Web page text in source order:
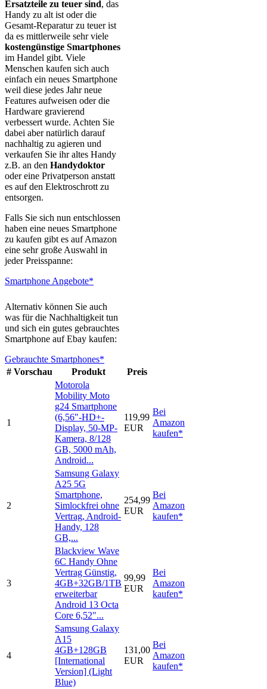
Ersatzteile zu teuer sind, das
Handy zu alt ist oder die
Gesamt-Reparatur zu teuer ist
da es mittlerweile sehr viele
kostengünstige Smartphones
im Handel gibt. Viele
Menschen kaufen sich auch
einfach ein neues Smartphone
weil diese jedes Jahr neue
Features aufweisen oder die
Hardware gravierend
verbessert wurde. Achten Sie
dabei aber natürlich darauf
nachhaltig zu agieren und
verkaufen Sie ihr altes Handy
z.B. an den Handydoktor
oder eine Privatperson anstatt
es auf den Elektroschrott zu
entsorgen.
Falls Sie sich nun entschlossen
haben eine neues Smartphone
zu kaufen gibt es auf Amazon
eine sehr große Auswahl in
jeder Preisspanne:
Smartphone Angebote*
Alternativ können Sie auch
was für die Nachhaltigkeit tun
und sich ein gutes gebrauchtes
Smartphone auf Ebay kaufen:
Gebrauchte Smartphones*
# Vorschau Produkt Preis
1
Motorola
Mobility Moto
g24 Smartphone
(6,56"-HD+-
Display, 50-MP-
Kamera, 8/128
GB, 5000 mAh,
Android...
119,99
EUR
Bei
Amazon
kaufen*
2
Samsung Galaxy
A25 5G
Smartphone,
Simlockfrei ohne
Vertrag, Android-
Handy, 128
GB,...
254,99
EUR
Bei
Amazon
kaufen*
3
Blackview Wave
6C Handy Ohne
Vertrag Günstig,
4GB+32GB/1TB
erweiterbar
Android 13 Octa
Core 6,52"...
99,99
EUR
Bei
Amazon
kaufen*
4
Samsung Galaxy
A15
4GB+128GB
[International
Version] (Light
Blue)
131,00
EUR
Bei
Amazon
kaufen*